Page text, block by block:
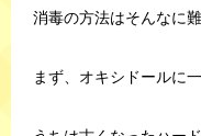
消毒の方法はそんなに
まず、オキシドールに